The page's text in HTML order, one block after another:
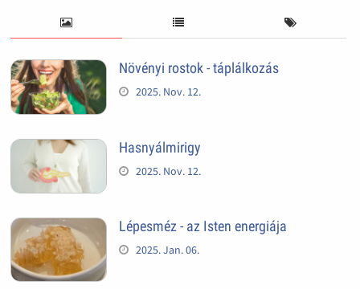
Növényi rostok - táplálkozás
2025. Nov. 12.
Hasnyálmirigy
2025. Nov. 12.
Lépesméz - az Isten energiája
2025. Jan. 06.